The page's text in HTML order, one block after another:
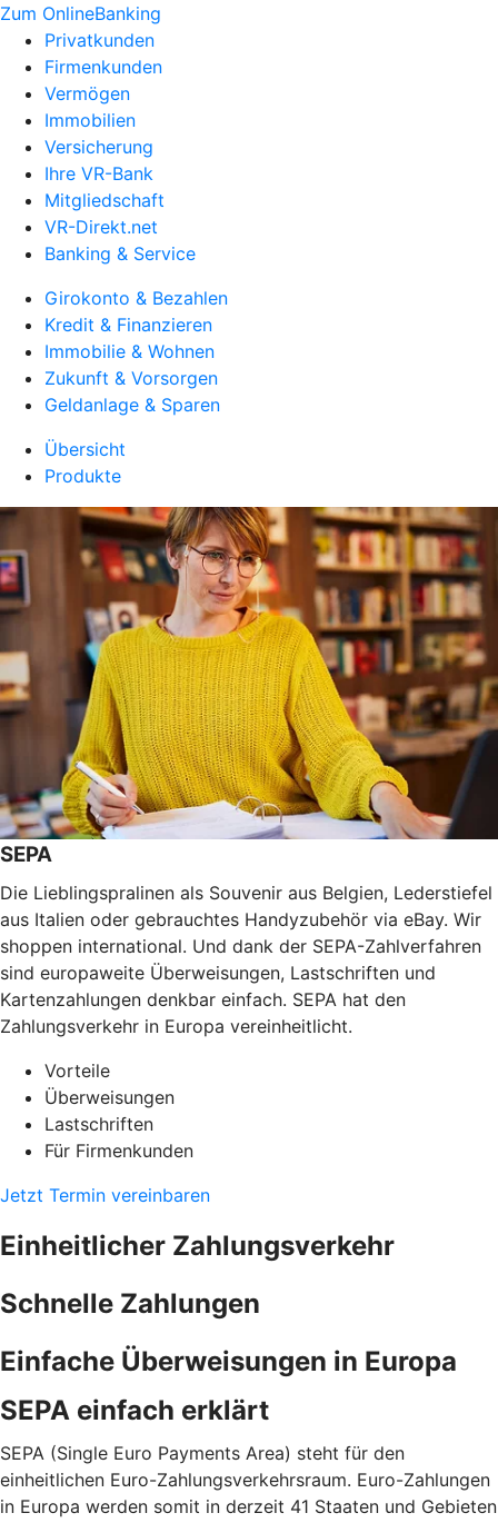
Zum OnlineBanking
Privatkunden
Firmenkunden
Vermögen
Immobilien
Versicherung
Ihre VR-Bank
Mitgliedschaft
VR-Direkt.net
Banking & Service
Girokonto & Bezahlen
Kredit & Finanzieren
Immobilie & Wohnen
Zukunft & Vorsorgen
Geldanlage & Sparen
Übersicht
Produkte
SEPA
Die Lieblingspralinen als Souvenir aus Belgien, Lederstiefel
aus Italien oder gebrauchtes Handyzubehör via eBay. Wir
shoppen international. Und dank der SEPA-Zahlverfahren
sind europaweite Überweisungen, Lastschriften und
Kartenzahlungen denkbar einfach. SEPA hat den
Zahlungsverkehr in Europa vereinheitlicht.
Vorteile
Überweisungen
Lastschriften
Für Firmenkunden
Jetzt Termin vereinbaren
Einheitlicher Zahlungsverkehr
Schnelle Zahlungen
Einfache Überweisungen in Europa
SEPA einfach erklärt
SEPA (Single Euro Payments Area) steht für den
einheitlichen Euro-Zahlungsverkehrsraum. Euro-Zahlungen
in Europa werden somit in derzeit 41 Staaten und Gebieten